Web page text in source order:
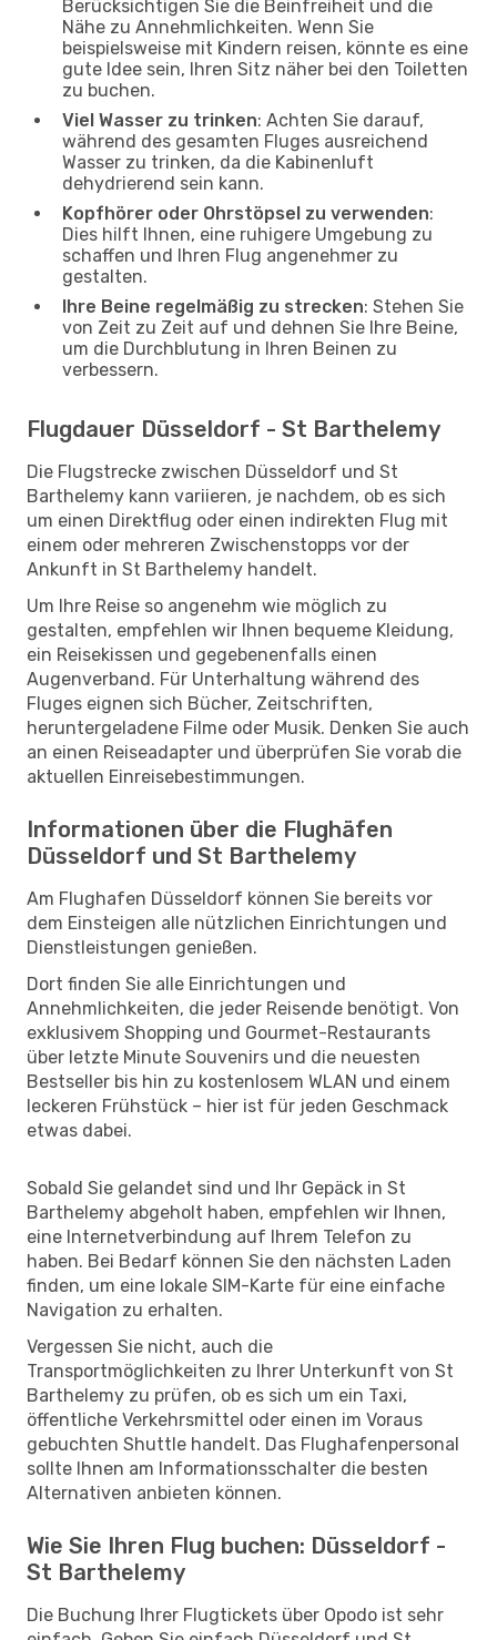
Berücksichtigen Sie die Beinfreiheit und die
Nähe zu Annehmlichkeiten. Wenn Sie
beispielsweise mit Kindern reisen, könnte es eine
gute Idee sein, Ihren Sitz näher bei den Toiletten
zu buchen.
Viel Wasser zu trinken: Achten Sie darauf,
während des gesamten Fluges ausreichend
Wasser zu trinken, da die Kabinenluft
dehydrierend sein kann.
Kopfhörer oder Ohrstöpsel zu verwenden:
Dies hilft Ihnen, eine ruhigere Umgebung zu
schaffen und Ihren Flug angenehmer zu
gestalten.
Ihre Beine regelmäßig zu strecken: Stehen Sie
von Zeit zu Zeit auf und dehnen Sie Ihre Beine,
um die Durchblutung in Ihren Beinen zu
verbessern.
Flugdauer Düsseldorf - St Barthelemy
Die Flugstrecke zwischen Düsseldorf und St
Barthelemy kann variieren, je nachdem, ob es sich
um einen Direktflug oder einen indirekten Flug mit
einem oder mehreren Zwischenstopps vor der
Ankunft in St Barthelemy handelt.
Um Ihre Reise so angenehm wie möglich zu
gestalten, empfehlen wir Ihnen bequeme Kleidung,
ein Reisekissen und gegebenenfalls einen
Augenverband. Für Unterhaltung während des
Fluges eignen sich Bücher, Zeitschriften,
heruntergeladene Filme oder Musik. Denken Sie auch
an einen Reiseadapter und überprüfen Sie vorab die
aktuellen Einreisebestimmungen.
Informationen über die Flughäfen
Düsseldorf und St Barthelemy
Am Flughafen Düsseldorf können Sie bereits vor
dem Einsteigen alle nützlichen Einrichtungen und
Dienstleistungen genießen.
Dort finden Sie alle Einrichtungen und
Annehmlichkeiten, die jeder Reisende benötigt. Von
exklusivem Shopping und Gourmet-Restaurants
über letzte Minute Souvenirs und die neuesten
Bestseller bis hin zu kostenlosem WLAN und einem
leckeren Frühstück – hier ist für jeden Geschmack
etwas dabei.
Sobald Sie gelandet sind und Ihr Gepäck in St
Barthelemy abgeholt haben, empfehlen wir Ihnen,
eine Internetverbindung auf Ihrem Telefon zu
haben. Bei Bedarf können Sie den nächsten Laden
finden, um eine lokale SIM-Karte für eine einfache
Navigation zu erhalten.
Vergessen Sie nicht, auch die
Transportmöglichkeiten zu Ihrer Unterkunft von St
Barthelemy zu prüfen, ob es sich um ein Taxi,
öffentliche Verkehrsmittel oder einen im Voraus
gebuchten Shuttle handelt. Das Flughafenpersonal
sollte Ihnen am Informationsschalter die besten
Alternativen anbieten können.
Wie Sie Ihren Flug buchen: Düsseldorf -
St Barthelemy
Die Buchung Ihrer Flugtickets über Opodo ist sehr